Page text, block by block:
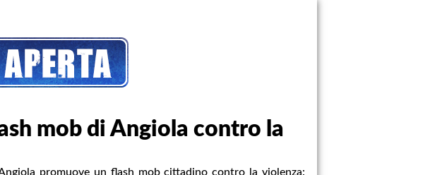
mob di Angiola contro la
promuove un flash mob cittadino contro la violenza: